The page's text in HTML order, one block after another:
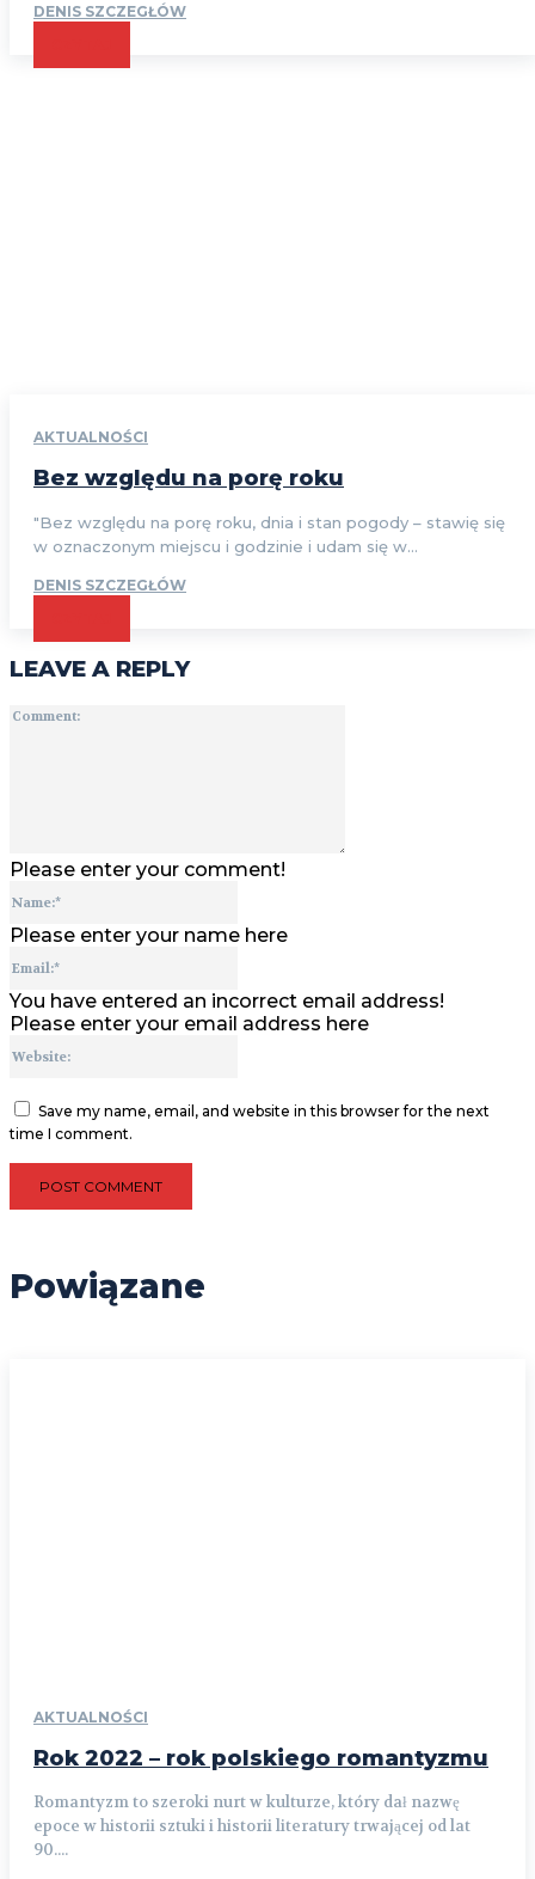
DENIS SZCZEGŁÓW
AKTUALNOŚCI
Bez względu na porę roku
"Bez względu na porę roku, dnia i stan pogody – stawię się
w oznaczonym miejscu i godzinie i udam się w...
DENIS SZCZEGŁÓW
LEAVE A REPLY
Please enter your comment!
Please enter your name here
You have entered an incorrect email address!
Please enter your email address here
Save my name, email, and website in this browser for the next
time I comment.
Powiązane
AKTUALNOŚCI
Rok 2022 – rok polskiego romantyzmu
Romantyzm to szeroki nurt w kulturze, który dał nazwę
epoce w historii sztuki i historii literatury trwającej od lat
90....